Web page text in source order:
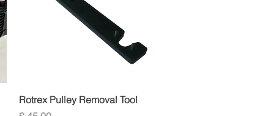
Snel overzicht
Rotrex Pulley Removal Tool